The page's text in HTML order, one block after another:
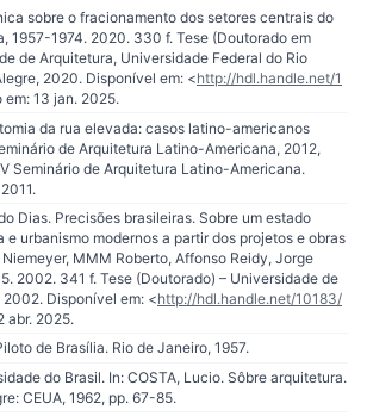
sobre o fracionamento dos setores centrais do
1957-1974. 2020. 330 f. Tese (Doutorado em
de Arquitetura, Universidade Federal do Rio
2020. Disponível em: <http://hdl.handle.net/1
em: 13 jan. 2025.
da rua elevada: casos latino-americanos
de Arquitetura Latino-Americana, 2012,
Seminário de Arquitetura Latino-Americana.
Dias. Precisões brasileiras. Sobre um estado
e urbanismo modernos a partir dos projetos e obras
MMM Roberto, Affonso Reidy, Jorge
2002. 341 f. Tese (Doutorado) – Universidade de
Disponível em: <http://hdl.handle.net/10183/
abr. 2025.
de Brasília. Rio de Janeiro, 1957.
do Brasil. In: COSTA, Lucio. Sôbre arquitetura.
CEUA, 1962, pp. 67-85.